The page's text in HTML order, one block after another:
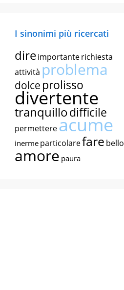
I sinonimi più ricercati
direimportanterichiesta
attività problema
dolce prolisso
divertente
tranquillodifficile
permettereacume
inerme particolarefare bello
amore paura